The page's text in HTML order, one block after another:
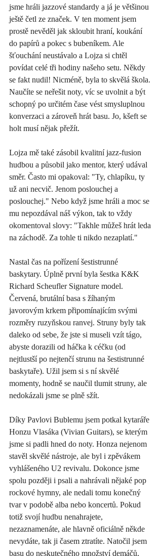
jsme hráli jazzové standardy a já je většinou
ještě četl ze značek. V ten moment jsem
prostě nevěděl jak skloubit hraní, koukání
do papírů a pokec s bubeníkem. Ale
šťouchání neustávalo a Lojza si chtěl
povídat celé tři hodiny našeho setu. Někdy
se fakt nudil! Nicméně, byla to skvělá škola.
Naučíte se neřešit noty, víc se uvolnit a být
schopný po určitém čase vést smysluplnou
konverzaci a zároveň hrát basu. Jo, kšeft se
holt musí nějak přežít.
Lojza mě také zásobil kvalitní jazz-fusion
hudbou a působil jako mentor, který udával
směr. Často mi opakoval: "Ty, chlapíku, ty
už ani necvič. Jenom poslouchej a
poslouchej." Nebo když jsme hráli a moc se
mu nepozdával náš výkon, tak to vždy
okomentoval slovy: "Takhle můžeš hrát leda
na záchodě. Za tohle ti nikdo nezaplatí."
Nastal čas na pořízení šestistrunné
baskytary. Úplně první byla šestka K&K
Richard Scheufler Signature model.
Červená, brutální basa s žíhaným
javorovým krkem připomínajícím svými
rozměry ruzyňskou ranvej. Struny byly tak
daleko od sebe, že jste si museli vzít tágo,
abyste dorazili od háčka k céčku (od
nejtlustší po nejtenčí strunu na šestistrunné
baskytaře). Užil jsem si s ní skvělé
momenty, hodně se naučil tlumit struny, ale
nedokázali jsme se plně sžít.
Díky Pavlovi Bublemu jsem potkal kytaráře
Honzu Vlasáka (Vivian Guitars), se kterým
jsme si padli hned do noty. Honza nejenom
stavěl skvělé nástroje, ale byl i zpěvákem
vyhlášeného U2 revivalu. Dokonce jsme
spolu později i psali a nahrávali nějaké pop
rockové hymny, ale nedali tomu konečný
tvar v podobě alba nebo koncertů. Pokud
totiž svojí hudbu nenahrajete,
nezaznamenáte, ale hlavně oficiálně někde
nevydáte, tak ji časem ztratíte. Natočil jsem
basu do neskutečného množství demáčů,